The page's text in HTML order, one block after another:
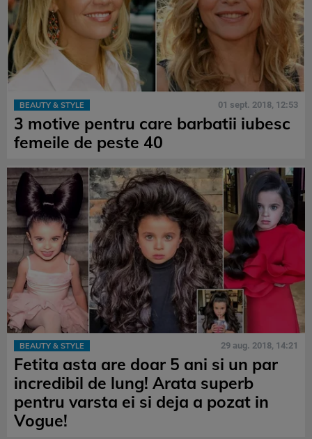
BEAUTY & STYLE 01 sept. 2018, 12:53
3 motive pentru care barbatii iubesc
femeile de peste 40
BEAUTY & STYLE 29 aug. 2018, 14:21
Fetita asta are doar 5 ani si un par
incredibil de lung! Arata superb
pentru varsta ei si deja a pozat in
Vogue!